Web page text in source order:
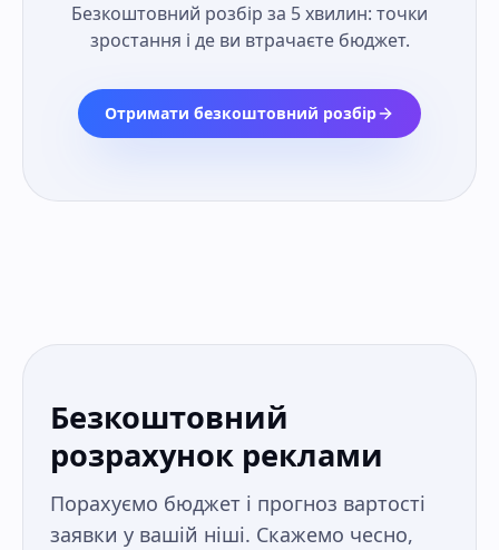
Безкоштовний розбір за 5 хвилин: точки
зростання і де ви втрачаєте бюджет.
Отримати безкоштовний розбір
Безкоштовний
розрахунок реклами
Порахуємо бюджет і прогноз вартості
заявки у вашій ніші. Скажемо чесно,